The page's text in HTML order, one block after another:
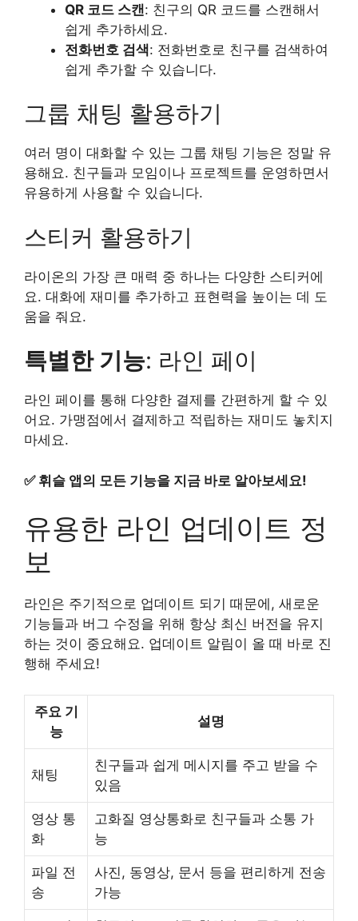
QR 코드 스캔: 친구의 QR 코드를 스캔해서
쉽게 추가하세요.
전화번호 검색: 전화번호로 친구를 검색하여
쉽게 추가할 수 있습니다.
그룹 채팅 활용하기
여러 명이 대화할 수 있는 그룹 채팅 기능은 정말 유
용해요. 친구들과 모임이나 프로젝트를 운영하면서
유용하게 사용할 수 있습니다.
스티커 활용하기
라이온의 가장 큰 매력 중 하나는 다양한 스티커에
요. 대화에 재미를 추가하고 표현력을 높이는 데 도
움을 줘요.
특별한 기능: 라인 페이
라인 페이를 통해 다양한 결제를 간편하게 할 수 있
어요. 가맹점에서 결제하고 적립하는 재미도 놓치지
마세요.
✅ 휘슬 앱의 모든 기능을 지금 바로 알아보세요!
유용한 라인 업데이트 정
보
라인은 주기적으로 업데이트 되기 때문에, 새로운
기능들과 버그 수정을 위해 항상 최신 버전을 유지
하는 것이 중요해요. 업데이트 알림이 올 때 바로 진
행해 주세요!
주요 기
능
설명
채팅
친구들과 쉽게 메시지를 주고 받을 수
있음
영상 통
화
고화질 영상통화로 친구들과 소통 가
능
파일 전
송
사진, 동영상, 문서 등을 편리하게 전송
가능